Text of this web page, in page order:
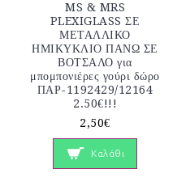
MS & MRS
PLEXIGLASS ΣΕ
ΜΕΤΑΛΛΙΚΟ
ΗΜΙΚΥΚΛΙΟ ΠΑΝΩ ΣΕ
ΒΟΤΣΑΛΟ για
μπομπονιέρες γούρι δώρο
ΠΑΡ-1192429/12164
2.50€!!!
2,50€
Καλάθι